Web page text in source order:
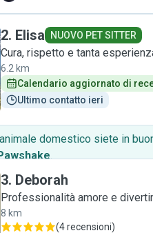
2. Elisa NUOVO PET SITTER
Cura, rispetto e tanta
6.2 km
Calendario aggiornato di
Ultimo contatto ieri
domestico siete in
.
3. Deborah
Professionalità amore e
8 km
(4 recensioni)